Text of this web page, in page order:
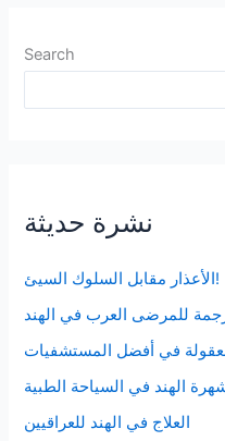
Search
نشرة حديثة
الأعذار مقابل السلوك السيئ!
للمرضى العرب في الهند
في أفضل المستشفيات
الهند في السياحة الطبية
العلاج في الهند للعراقيين